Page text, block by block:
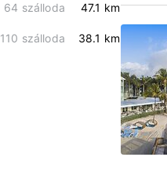
64 szálloda 47.1 km
110 szálloda 38.1 km